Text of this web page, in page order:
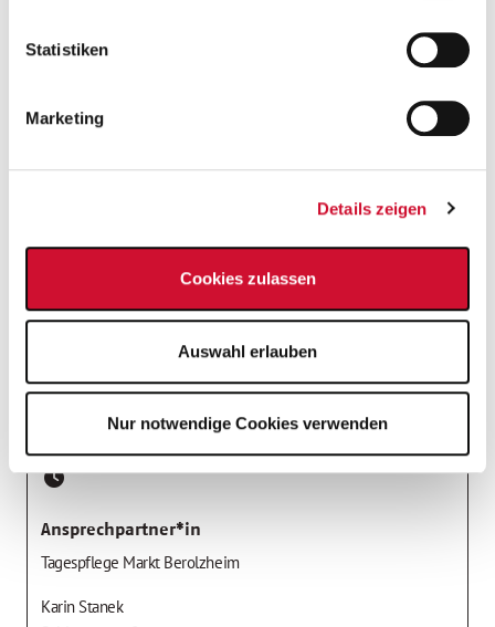
unsererDatenschutzerklärung
Statistiken
Marketing
Details zeigen
Cookies zulassen
Auswahl erlauben
Nur notwendige Cookies verwenden
Bayern / Mittelfranken
nächstmöglicher Zeitpunkt
Befristete Anstellung
Ansprechpartner*in
Tagespflege Markt Berolzheim
Karin Stanek